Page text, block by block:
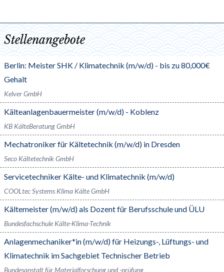
Stellenangebote
Berlin: Meister SHK / Klimatechnik (m/w/d) - bis zu 80,000€
Gehalt
Kelver GmbH
Kälteanlagenbauermeister (m/w/d) - Koblenz
KB KälteBeratung GmbH
Mechatroniker für Kältetechnik (m/w/d) in Dresden
Seco Kältetechnik GmbH
Servicetechniker Kälte- und Klimatechnik (m/w/d)
COOLtec Systems Klima Kälte GmbH
Kältemeister (m/w/d) als Dozent für Berufsschule und ÜLU
Bundesfachschule Kälte-Klima-Technik
Anlagenmechaniker*in (m/w/d) für Heizungs-, Lüftungs- und
Klimatechnik im Sachgebiet Technischer Betrieb
Bundesanstalt für Materialforschung und -prüfung